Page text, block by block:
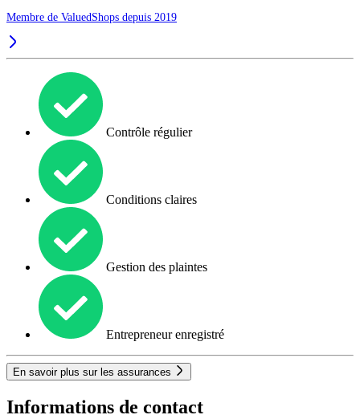
Membre de ValuedShops depuis 2019
Contrôle régulier
Conditions claires
Gestion des plaintes
Entrepreneur enregistré
En savoir plus sur les assurances
Informations de contact